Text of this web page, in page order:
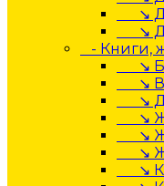
↘
↘
- Книги,
↘
↘
↘
↘
↘
↘
↘